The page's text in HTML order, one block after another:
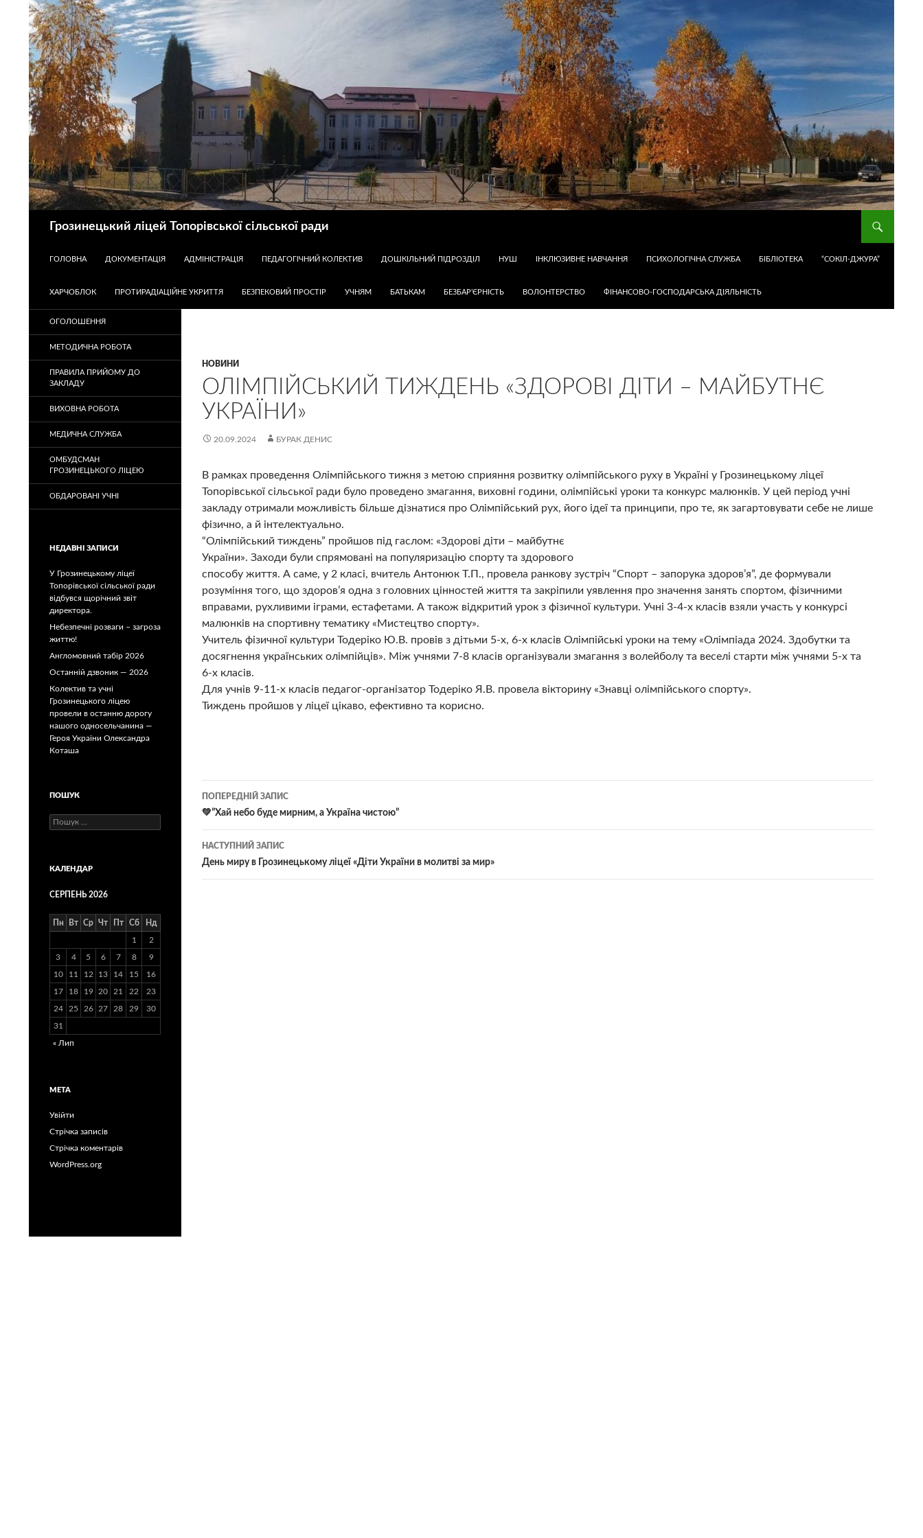
Грозинецький ліцей Топорівської сільської ради
ГОЛОВНА
ДОКУМЕНТАЦІЯ АДМІНІСТРАЦІЯ ПЕДАГОГІЧНИЙ КОЛЕКТИВ ДОШКІЛЬНИЙ ПІДРОЗДІЛ НУШ ІНКЛЮЗИВНЕ НАВЧАННЯ ПСИХОЛОГІЧНА СЛУЖБА БІБЛІОТЕКА “СОКІЛ-ДЖУРА”
ХАРЧОБЛОК ПРОТИРАДІАЦІЙНЕ УКРИТТЯ БЕЗПЕКОВИЙ ПРОСТІР УЧНЯМ БАТЬКАМ БЕЗБАР’ЄРНІСТЬ ВОЛОНТЕРСТВО ФІНАНСОВО-ГОСПОДАРСЬКА ДІЯЛЬНІСТЬ
НОВИНИ
ОЛІМПІЙСЬКИЙ ТИЖДЕНЬ «ЗДОРОВІ ДІТИ – МАЙБУТНЄ
УКРАЇНИ»
20.09.2024 БУРАК ДЕНИС
В рамках проведення Олімпійського тижня з метою сприяння розвитку олімпійського руху в Україні у Грозинецькому ліцеї
Топорівської сільської ради було проведено змагання, виховні години, олімпійські уроки та конкурс малюнків. У цей період учні
закладу отримали можливість більше дізнатися про Олімпійський рух, його ідеї та принципи, про те, як загартовувати себе не лише
фізично, а й інтелектуально.
“Олімпійський тиждень” пройшов під гаслом: «Здорові діти – майбутнє
України». Заходи були спрямовані на популяризацію спорту та здорового
способу життя. А саме, у 2 класі, вчитель Антонюк Т.П., провела ранкову зустріч “Спорт – запорука здоров’я”, де формували
розуміння того, що здоров’я одна з головних цінностей життя та закріпили уявлення про значення занять спортом, фізичними
вправами, рухливими іграми, естафетами. А також відкритий урок з фізичної культури. Учні 3-4-х класів взяли участь у конкурсі
малюнків на спортивну тематику «Мистецтво спорту».
Учитель фізичної культури Тодеріко Ю.В. провів з дітьми 5-х, 6-х класів Олімпійські уроки на тему «Олімпіада 2024. Здобутки та
досягнення українських олімпійців». Між учнями 7-8 класів організували змагання з волейболу та веселі старти між учнями 5-х та
6-х класів.
Для учнів 9-11-х класів педагог-організатор Тодеріко Я.В. провела вікторину «Знавці олімпійського спорту».
Тиждень пройшов у ліцеї цікаво, ефективно та корисно.
Навігація
по
записам
ПОПЕРЕДНІЙ ЗАПИС
💚”Хай небо буде мирним, а Україна чистою”
НАСТУПНИЙ ЗАПИС
День миру в Грозинецькому ліцеї «Діти України в молитві за мир»
ОГОЛОШЕННЯ
МЕТОДИЧНА РОБОТА
ПРАВИЛА ПРИЙОМУ ДО
ЗАКЛАДУ
ВИХОВНА РОБОТА
МЕДИЧНА СЛУЖБА
ОМБУДСМАН
ГРОЗИНЕЦЬКОГО ЛІЦЕЮ
ОБДАРОВАНІ УЧНІ
НЕДАВНІ ЗАПИСИ
У Грозинецькому ліцеї
Топорівської сільської ради
відбувся щорічний звіт
директора.
Небезпечні розваги – загроза
життю!
Англомовний табір 2026
Останній дзвоник — 2026
Колектив та учні
Грозинецького ліцею
провели в останню дорогу
нашого односельчанина —
Героя України Олександра
Коташа
ПОШУК
Пошук:
КАЛЕНДАР
СЕРПЕНЬ 2026
Пн Вт Ср Чт Пт Сб Нд
1 2
3 4 5 6 7 8 9
10 11 12 13 14 15 16
17 18 19 20 21 22 23
24 25 26 27 28 29 30
31
« Лип
МЕТА
Увійти
Стрічка записів
Стрічка коментарів
WordPress.org